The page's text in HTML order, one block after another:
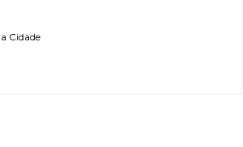
Cidade